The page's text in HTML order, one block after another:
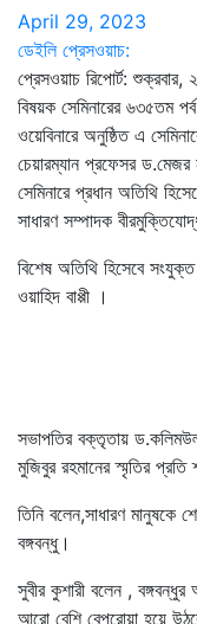
April 29, 2023
ডেইলি প্রেসওয়াচ:
প্রেসওয়াচ রিপোর্ট:
বিষয়ক সেমিনারের ৬৩৫তম
ওয়েবিনারে অনুষ্ঠিত এ
চেয়ারম্যান প্রফেসর
সেমিনারে প্রধান অতিথি
সাধারণ সম্পাদক
বিশেষ অতিথি হিসেবে
ওয়াহিদ বাপ্পী ।
সভাপতির বক্তৃতায়
মুজিবুর রহমানের স্মৃতির প্রতি
তিনি বলেন,সাধারণ
বঙ্গবন্ধু।
সুবীর কুশারী বলেন , বঙ্গবন্ধুর
আরো বেশি বেপরোয়া হয়ে